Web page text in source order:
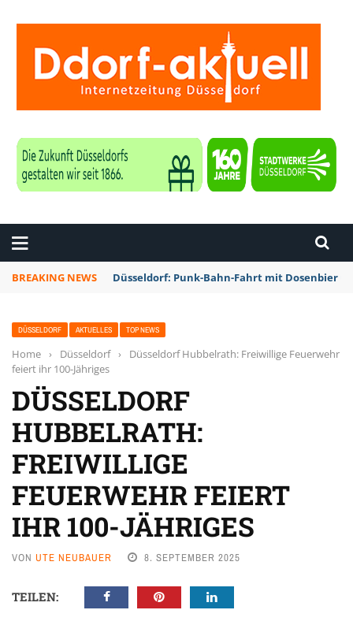
BREAKING NEWS Düsseldorf: Punk-Bahn-Fahrt mit Dosenbier
DÜSSELDORF AKTUELLES TOP NEWS
Home › Düsseldorf ›
Düsseldorf Hubbelrath: Freiwillige Feuerwehr
feiert ihr 100-Jähriges
DÜSSELDORF
HUBBELRATH:
FREIWILLIGE
FEUERWEHR FEIERT
IHR 100-JÄHRIGES
VON UTE NEUBAUER 8. SEPTEMBER 2025
TEILEN: